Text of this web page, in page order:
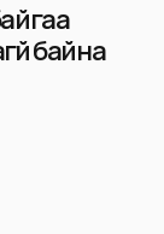
байна